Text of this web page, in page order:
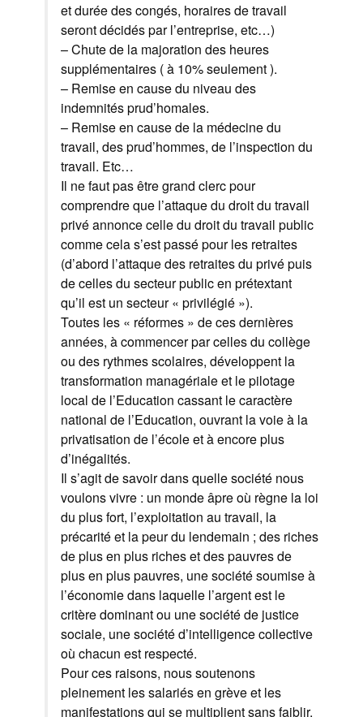
et durée des congés, horaires de travail
seront décidés par l’entreprise, etc…)
– Chute de la majoration des heures
supplémentaires ( à 10% seulement ).
– Remise en cause du niveau des
indemnités prud’homales.
– Remise en cause de la médecine du
travail, des prud’hommes, de l’inspection du
travail. Etc…
Il ne faut pas être grand clerc pour
comprendre que l’attaque du droit du travail
privé annonce celle du droit du travail public
comme cela s’est passé pour les retraites
(d’abord l’attaque des retraites du privé puis
de celles du secteur public en prétextant
qu’il est un secteur « privilégié »).
Toutes les « réformes » de ces dernières
années, à commencer par celles du collège
ou des rythmes scolaires, développent la
transformation managériale et le pilotage
local de l’Education cassant le caractère
national de l’Education, ouvrant la voie à la
privatisation de l’école et à encore plus
d’inégalités.
Il s’agit de savoir dans quelle société nous
voulons vivre : un monde âpre où règne la loi
du plus fort, l’exploitation au travail, la
précarité et la peur du lendemain ; des riches
de plus en plus riches et des pauvres de
plus en plus pauvres, une société soumise à
l’économie dans laquelle l’argent est le
critère dominant ou une société de justice
sociale, une société d’intelligence collective
où chacun est respecté.
Pour ces raisons, nous soutenons
pleinement les salariés en grève et les
manifestations qui se multiplient sans faiblir.